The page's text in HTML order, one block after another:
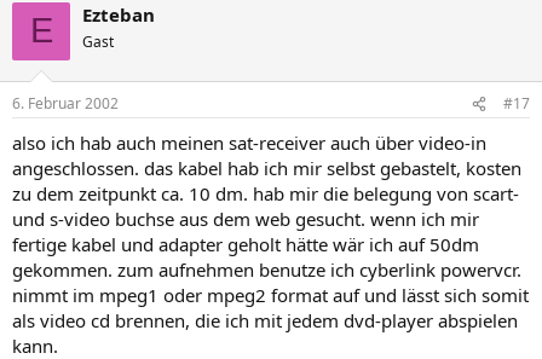
E Ezteban
Gast
6. Februar 2002 #17
also ich hab auch meinen sat-receiver auch über video-in
angeschlossen. das kabel hab ich mir selbst gebastelt, kosten
zu dem zeitpunkt ca. 10 dm. hab mir die belegung von scart-
und s-video buchse aus dem web gesucht. wenn ich mir
fertige kabel und adapter geholt hätte wär ich auf 50dm
gekommen. zum aufnehmen benutze ich cyberlink powervcr.
nimmt im mpeg1 oder mpeg2 format auf und lässt sich somit
als video cd brennen, die ich mit jedem dvd-player abspielen
kann.